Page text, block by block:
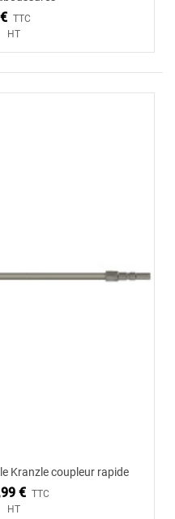
TTC
HT
Kranzle coupleur rapide
€ TTC
HT